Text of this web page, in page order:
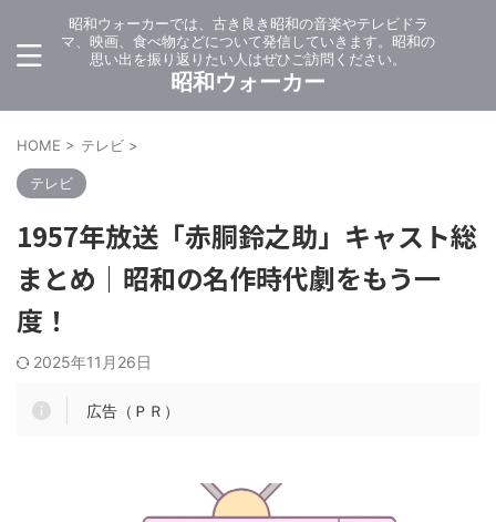
昭和ウォーカーでは、古き良き昭和の音楽やテレビドラ
マ、映画、食べ物などについて発信していきます。昭和の
思い出を振り返りたい人はぜひご訪問ください。
昭和ウォーカー
HOME > テレビ >
テレビ
1957年放送「赤胴鈴之助」キャスト総
まとめ｜昭和の名作時代劇をもう一
度！
2025年11月26日
広告（ＰＲ）